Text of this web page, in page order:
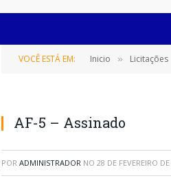
VOCÊ ESTÁ EM: Inicio » Licitações
AF-5 – Assinado
POR ADMINISTRADOR NO 28 DE FEVEREIRO